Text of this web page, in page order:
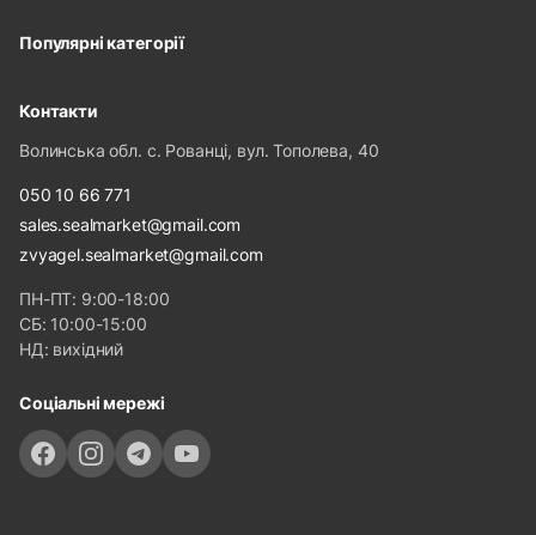
Популярні категорії
Контакти
Волинська обл. с. Рованці, вул. Тополева, 40
050 10 66 771
sales.sealmarket@gmail.com
zvyagel.sealmarket@gmail.com
ПН-ПТ: 9:00-18:00
СБ: 10:00-15:00
НД: вихідний
Соціальні мережі